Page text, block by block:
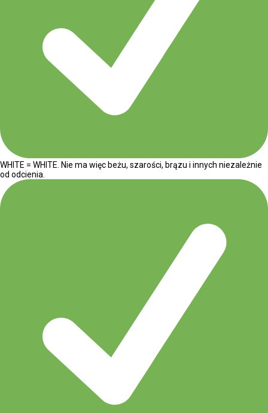
WHITE = WHITE. Nie ma więc beżu, szarości, brązu i innych niezależnie
od odcienia.